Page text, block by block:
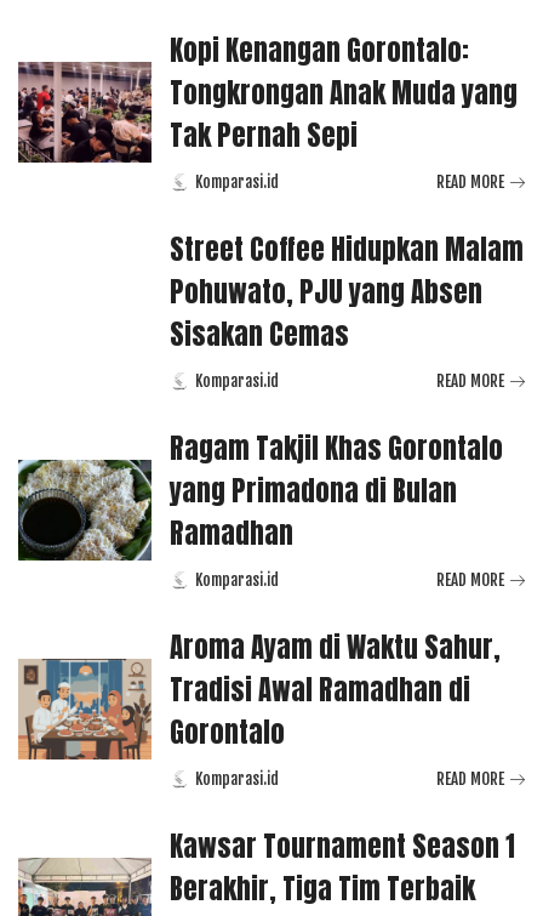
Kopi Kenangan Gorontalo:
Tongkrongan Anak Muda yang
Tak Pernah Sepi
PostedKomparasi.id READ MORE
Street Coffee Hidupkan Malam
Pohuwato, PJU yang Absen
Sisakan Cemas
PostedKomparasi.id READ MORE
Ragam Takjil Khas Gorontalo
yang Primadona di Bulan
Ramadhan
PostedKomparasi.id READ MORE
Aroma Ayam di Waktu Sahur,
Tradisi Awal Ramadhan di
Gorontalo
PostedKomparasi.id READ MORE
Kawsar Tournament Season 1
Berakhir, Tiga Tim Terbaik